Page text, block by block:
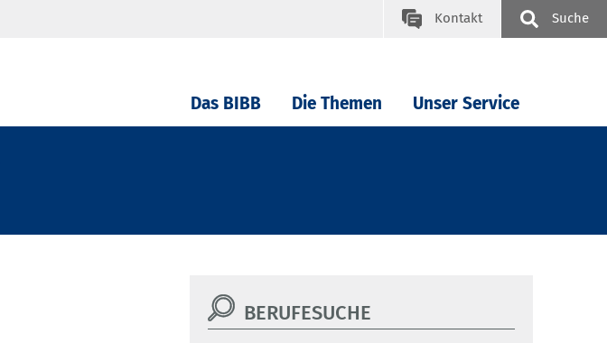
Kontakt Suche
Das BIBB Die Themen Unser Service
BERUFESUCHE